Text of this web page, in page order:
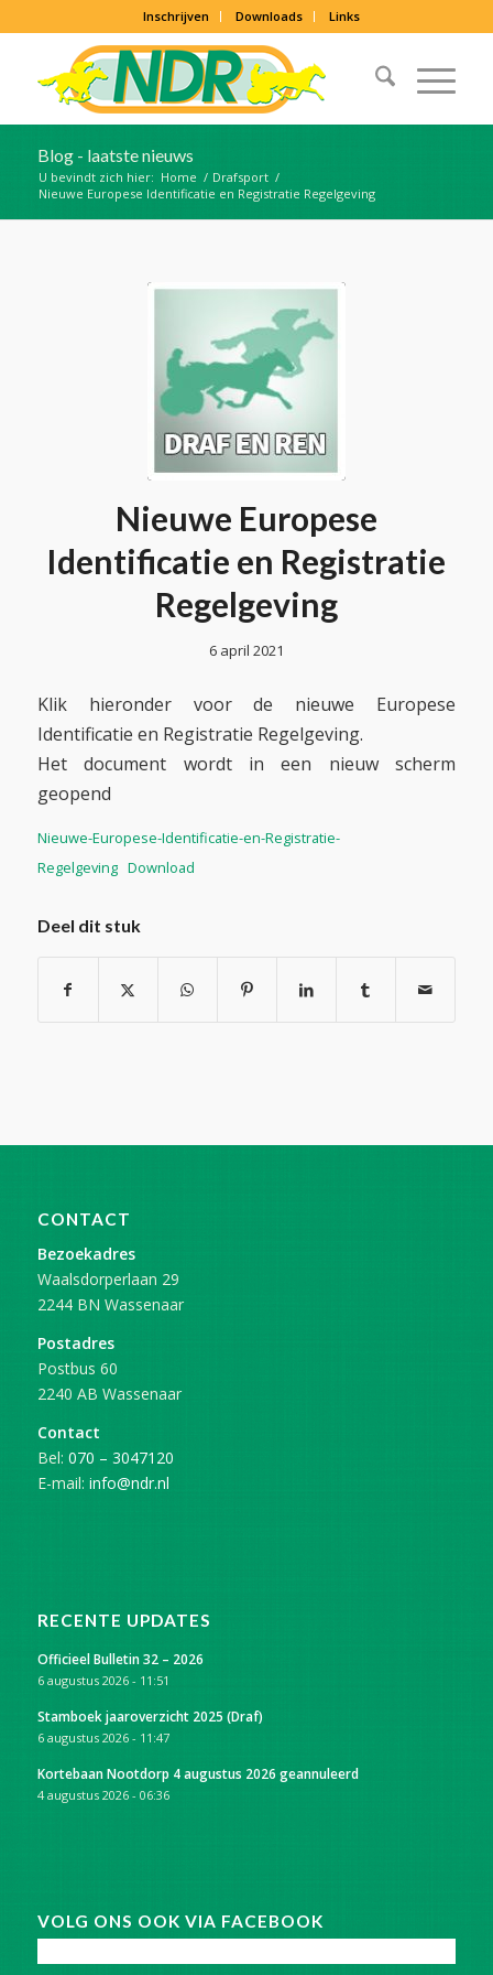
Inschrijven Downloads Links
Blog - laatste nieuws
U bevindt zich hier: Home / Drafsport /
Nieuwe Europese Identificatie en Registratie Regelgeving
Nieuwe Europese
Identificatie en Registratie
Regelgeving
6 april 2021
Klik hieronder voor de nieuwe Europese
Identificatie en Registratie Regelgeving.
Het document wordt in een nieuw scherm
geopend
Nieuwe-Europese-Identificatie-en-Registratie-
Regelgeving Download
Deel dit stuk
CONTACT
Bezoekadres
Waalsdorperlaan 29
2244 BN Wassenaar
Postadres
Postbus 60
2240 AB Wassenaar
Contact
Bel: 070 – 3047120
E-mail: info@ndr.nl
RECENTE UPDATES
Officieel Bulletin 32 – 2026
6 augustus 2026 - 11:51
Stamboek jaaroverzicht 2025 (Draf)
6 augustus 2026 - 11:47
Kortebaan Nootdorp 4 augustus 2026 geannuleerd
4 augustus 2026 - 06:36
VOLG ONS OOK VIA FACEBOOK